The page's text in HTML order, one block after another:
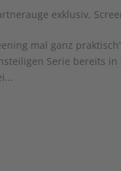
exklusiv,
mal ganz
Serie bereits